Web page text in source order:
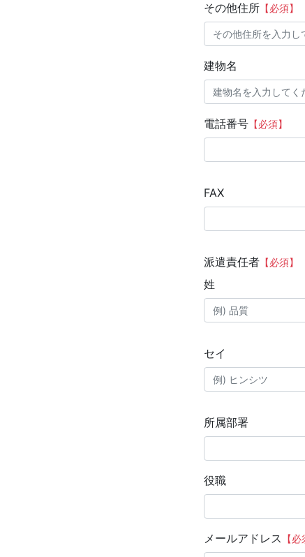
その他住所 【必須】
建物名
電話番号 【必須】
FAX
派遣責任者 【必須】
姓
セイ
所属部署
役職
メールアドレス 【必